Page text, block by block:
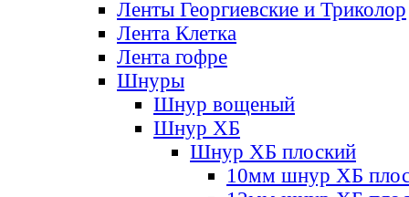
Ленты Георгиевские и Триколор
Лента Клетка
Лента гофре
Шнуры
Шнур вощеный
Шнур ХБ
Шнур ХБ плоский
10мм шнур ХБ